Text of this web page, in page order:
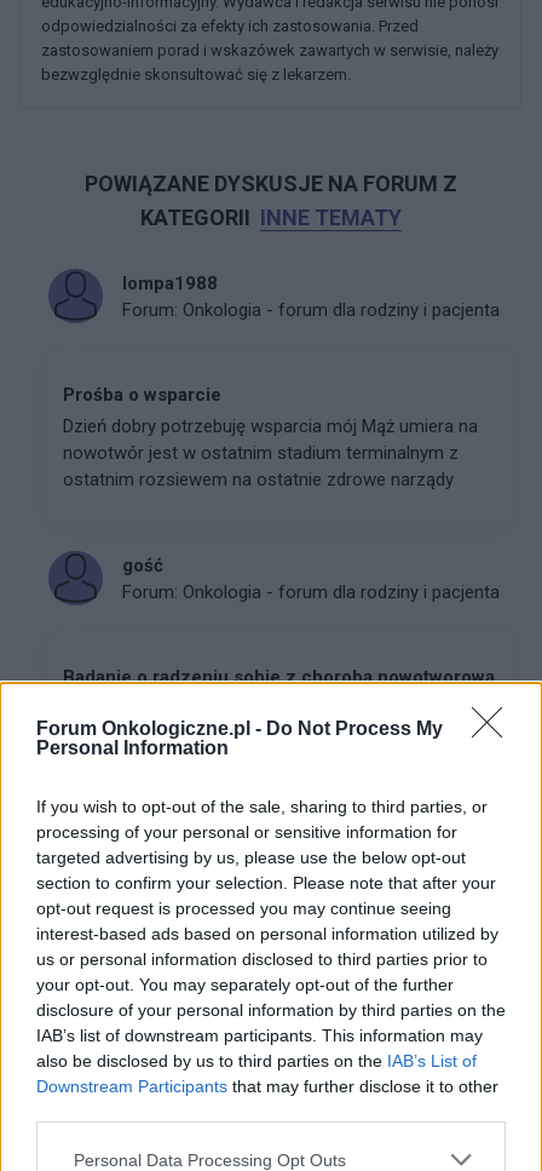
Forum Onkologiczne.pl - Do Not Process My
Personal Information
If you wish to opt-out of the sale, sharing to third parties, or
processing of your personal or sensitive information for
targeted advertising by us, please use the below opt-out
section to confirm your selection. Please note that after your
opt-out request is processed you may continue seeing
interest-based ads based on personal information utilized by
us or personal information disclosed to third parties prior to
your opt-out. You may separately opt-out of the further
disclosure of your personal information by third parties on the
IAB’s list of downstream participants. This information may
also be disclosed by us to third parties on the IAB’s List of
Downstream Participants that may further disclose it to other
Personal Data Processing Opt Outs
odpowiedzialności za efekty ich zastosowania. Przed
zastosowaniem porad i wskazówek zawartych w serwisie, należy
bezwzględnie skonsultować się z lekarzem.
POWIĄZANE DYSKUSJE NA FORUM Z
KATEGORII INNE TEMATY
lompa1988
Forum: Onkologia - forum dla rodziny i pacjenta
Prośba o wsparcie
Dzień dobry potrzebuję wsparcia mój Mąż umiera na
nowotwór jest w ostatnim stadium terminalnym z
ostatnim rozsiewem na ostatnie zdrowe narządy
gość
Forum: Onkologia - forum dla rodziny i pacjenta
Badanie o radzeniu sobie z chorobą nowotworową
dotyczącą doświadczenia choroby nowotworowej
oraz tego, jak różne czynniki, takie jak wsparcie,
wew...
gość
Forum: Onkologia - forum dla rodziny i pacjenta
Rak jelita cienkiego
Hej, moj tata (56 lat) miesiąc temu trafił na sor ze
strasznym bólem brzucha, okazało się, że doszło do
perforacji jelita cienkiego i pokarmowego. Natychmiast
przeprowadzono u niego operacje, gdy wys...